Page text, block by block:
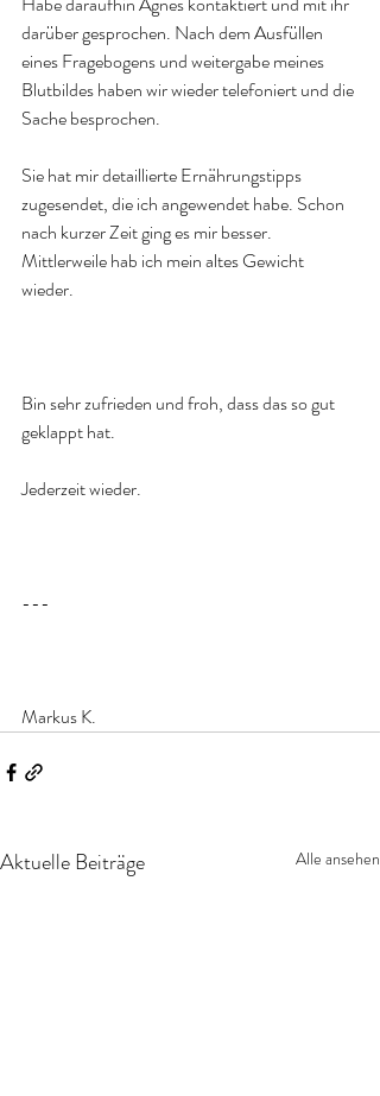
darüber gesprochen. Nach dem Ausfüllen
eines Fragebogens und weitergabe meines
Blutbildes haben wir wieder telefoniert und die
Sache besprochen.
Sie hat mir detaillierte Ernährungstipps
zugesendet, die ich angewendet habe. Schon
nach kurzer Zeit ging es mir besser.
Mittlerweile hab ich mein altes Gewicht
wieder.
Bin sehr zufrieden und froh, dass das so gut
geklappt hat.
Jederzeit wieder.
---
Markus K.
Aktuelle Beiträge Alle ansehen